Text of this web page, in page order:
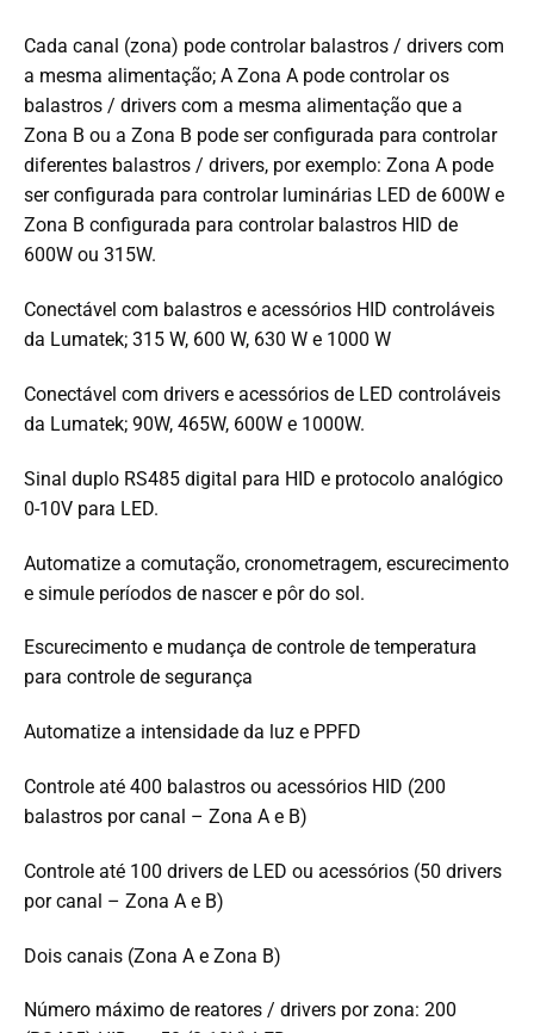
Cada canal (zona) pode controlar balastros / drivers com
a mesma alimentação; A Zona A pode controlar os
balastros / drivers com a mesma alimentação que a
Zona B ou a Zona B pode ser configurada para controlar
diferentes balastros / drivers, por exemplo: Zona A pode
ser configurada para controlar luminárias LED de 600W e
Zona B configurada para controlar balastros HID de
600W ou 315W.
Conectável com balastros e acessórios HID controláveis ​​
da Lumatek; 315 W, 600 W, 630 W e 1000 W
Conectável com drivers e acessórios de LED controláveis ​​
da Lumatek; 90W, 465W, 600W e 1000W.
Sinal duplo RS485 digital para HID e protocolo analógico
0-10V para LED.
Automatize a comutação, cronometragem, escurecimento
e simule períodos de nascer e pôr do sol.
Escurecimento e mudança de controle de temperatura
para controle de segurança
Automatize a intensidade da luz e PPFD
Controle até 400 balastros ou acessórios HID (200
balastros por canal – Zona A e B)
Controle até 100 drivers de LED ou acessórios (50 drivers
por canal – Zona A e B)
Dois canais (Zona A e Zona B)
Número máximo de reatores / drivers por zona: 200